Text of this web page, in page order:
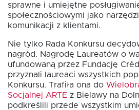
sprawne i umiejętne
społecznościowymi jako
komunikacji z klientami.
Nie tylko Rada Konkursu
nagród. Nagrodę Laureatów o
ufundowaną przez Fundację
przyznali laureaci wszystkich
Konkursu. Trafiła ona do
Socjalnej ARTE z Bielawy na
podkreślili przede wszystkim